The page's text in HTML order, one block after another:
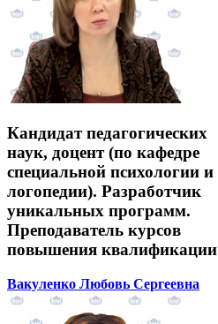
Кандидат педагогических
наук, доцент (по кафедре
специальной психологии и
логопедии). Разработчик
уникальных программ.
Преподаватель курсов
повышения квалификации
Вакуленко Любовь Сергеевна